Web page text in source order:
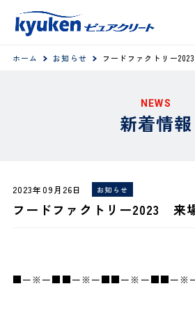
ホーム お知らせ フードファクトリー
NEWS
新着情報
2023年09月26日 お知らせ
フードファクトリー2023 来
■ー※ー■■ー※ー■■ー※ー■■ー※